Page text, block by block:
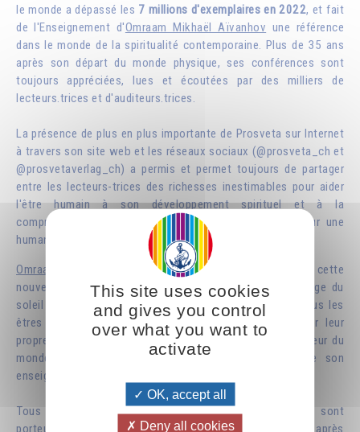
le monde a dépassé les 7 millions d'exemplaires en 2022, et fait
de l'Enseignement d'Omraam Mikhaël Aïvanhov une référence
dans le monde de la spiritualité contemporaine. Plus de 35 ans
après son départ du monde physique, ses conférences sont
toujours appréciées, lues et écoutées par des milliers de
lecteurs.trices et d'auditeurs.trices.
La présence de plus en plus importante de Prosveta sur Internet
à travers son site web et les réseaux sociaux (@prosveta_ch et
@prosvetaverlag_ch) a permis et permet toujours de partager
entre les lecteurs-trices des richesses inestimables pour aider
l'être humain à son développement spirituel et à la
compréhension d'une nécessaire mutation intérieure pour une
humanité plus épanouie.
Omraam Mikhaël Aïvanhov aimait qualifier l’émergence de cette
nouvelle conscience par le terme de « solaire », à l’image du
soleil qui distribue sa lumière, sa chaleur et sa vie à tous les
êtres quels qu’ils soient. Aider les humains à retrouver leur
propre dimension spirituelle tout en s’épanouissant au cœur du
monde où ils se trouvent fut une ligne de force de son
enseignement.
Tous les ouvrages que diffusent les Éditions Prosveta sont
porteurs de ce message. Son originalité et son succès après
This site uses cookies
and gives you control
over what you want to
activate
OK, accept all
Deny all cookies